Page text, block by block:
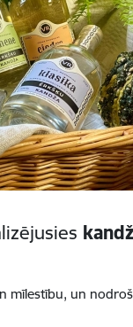
mīlestību, un